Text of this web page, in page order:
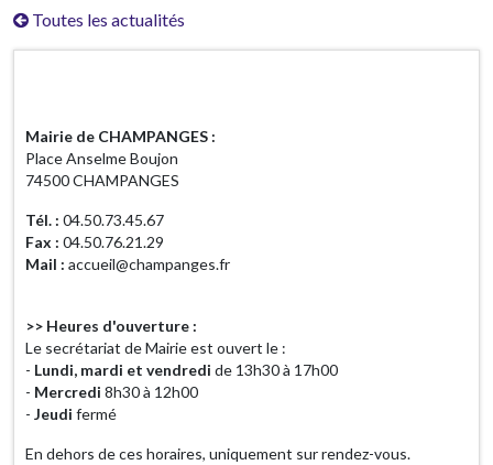
Toutes les actualités
Mairie de CHAMPANGES :
Place Anselme Boujon
74500 CHAMPANGES
Tél. : 04.50.73.45.67
Fax : 04.50.76.21.29
Mail : accueil@champanges.fr
>> Heures d'ouverture :
Le secrétariat de Mairie est ouvert le :
- Lundi, mardi et vendredi de 13h30 à 17h00
- Mercredi 8h30 à 12h00
- Jeudi fermé
En dehors de ces horaires, uniquement sur rendez-vous.